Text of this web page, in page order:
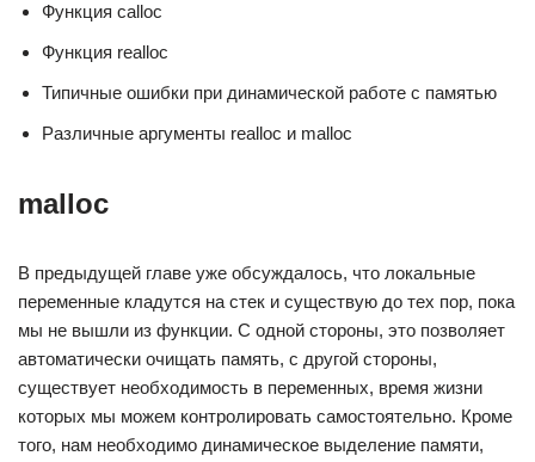
Функция calloc
Функция realloc
Типичные ошибки при динамической работе с памятью
Различные аргументы realloc и malloc
malloc
В предыдущей главе уже обсуждалось, что локальные
переменные кладутся на стек и существую до тех пор, пока
мы не вышли из функции. С одной стороны, это позволяет
автоматически очищать память, с другой стороны,
существует необходимость в переменных, время жизни
которых мы можем контролировать самостоятельно. Кроме
того, нам необходимо динамическое выделение памяти,